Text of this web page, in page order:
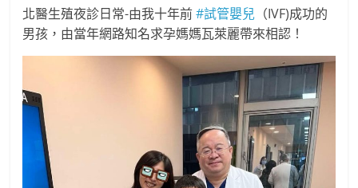
北醫生殖夜診日常-由我十年前#試管嬰兒 （IVF)成功的
男孩，由當年網路知名求孕媽媽瓦萊麗帶來相認！